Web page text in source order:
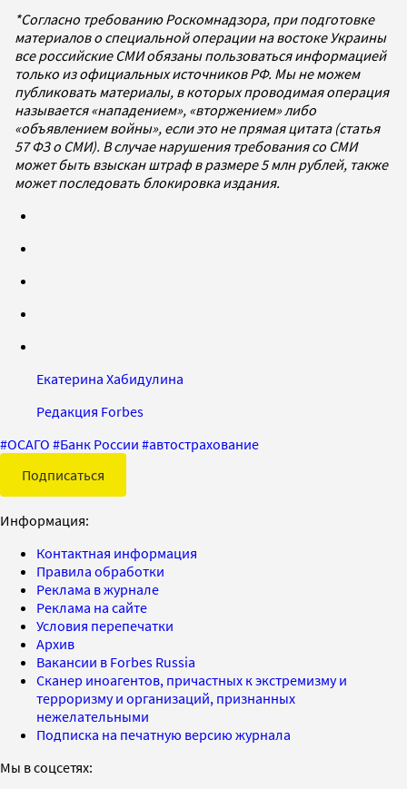
*Согласно требованию Роскомнадзора, при подготовке
материалов о специальной операции на востоке Украины
все российские СМИ обязаны пользоваться информацией
только из официальных источников РФ. Мы не можем
публиковать материалы, в которых проводимая операция
называется «нападением», «вторжением» либо
«объявлением войны», если это не прямая цитата (статья
57 ФЗ о СМИ). В случае нарушения требования со СМИ
может быть взыскан штраф в размере 5 млн рублей, также
может последовать блокировка издания.
Екатерина Хабидулина
Редакция Forbes
#ОСАГО #Банк России #автострахование
Подписаться
Информация:
Контактная информация
Правила обработки
Реклама в журнале
Реклама на сайте
Условия перепечатки
Архив
Вакансии в Forbes Russia
Сканер иноагентов, причастных к экстремизму и
терроризму и организаций, признанных
нежелательными
Подписка на печатную версию журнала
Мы в соцсетях: